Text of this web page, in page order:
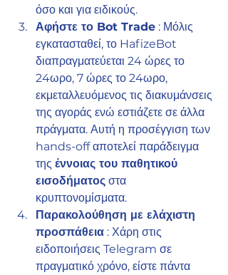
όσο και για ειδικούς.
Αφήστε το Bot Trade : Μόλις
εγκατασταθεί, το HafizeBot
διαπραγματεύεται 24 ώρες το
24ωρο, 7 ώρες το 24ωρο,
εκμεταλλευόμενος τις διακυμάνσεις
της αγοράς ενώ εστιάζετε σε άλλα
πράγματα. Αυτή η προσέγγιση των
hands-off αποτελεί παράδειγμα
της έννοιας του παθητικού
εισοδήματος στα
κρυπτονομίσματα.
Παρακολούθηση με ελάχιστη
προσπάθεια : Χάρη στις
ειδοποιήσεις Telegram σε
πραγματικό χρόνο, είστε πάντα